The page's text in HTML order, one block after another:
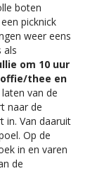
boten
picknick
weer eens
als
om 10 uur
thee en
van de
naar de
in. Van daaruit
Op de
in en varen
de